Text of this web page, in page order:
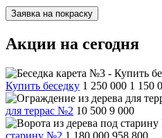
Заявка на покраску
Акции на сегодня
Купить беседку 1 250 000 1 150
для террас №2 10 500 9 000
старину №2 1 180 000 958 800